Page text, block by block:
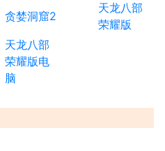
贪婪洞窟2
天龙八部
荣耀版
天龙八部
荣耀版电
脑